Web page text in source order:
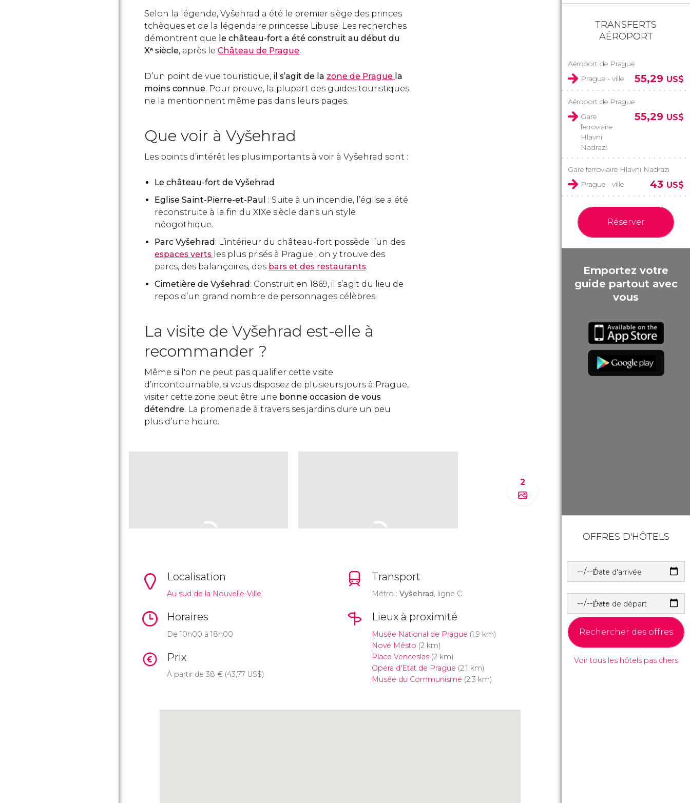
Selon la légende, Vyšehrad a été le premier siège des princes
tchèques et de la légendaire princesse Libuse. Les recherches
démontrent que le château-fort a été construit au début du
Xᵉ siècle, après le Château de Prague.
D’un point de vue touristique, il s’agit de la zone de Prague la
moins connue. Pour preuve, la plupart des guides touristiques
ne la mentionnent même pas dans leurs pages.
Que voir à Vyšehrad
Les points d’intérêt les plus importants à voir à Vyšehrad sont :
Le château-fort de Vyšehrad
Eglise Saint-Pierre-et-Paul : Suite à un incendie, l’église a été
reconstruite à la fin du XIXe siècle dans un style
néogothique.
Parc Vyšehrad: L’intérieur du château-fort possède l’un des
espaces verts les plus prisés à Prague ; on y trouve des
parcs, des balançoires, des bars et des restaurants.
Cimetière de Vyšehrad: Construit en 1869, il s’agit du lieu de
repos d’un grand nombre de personnages célèbres.
La visite de Vyšehrad est-elle à
recommander ?
Même si l'on ne peut pas qualifier cette visite
d’incontournable, si vous disposez de plusieurs jours à Prague,
visiter cette zone peut être une bonne occasion de vous
détendre. La promenade à travers ses jardins dure un peu
plus d’une heure.
2
Localisation
Au sud de la Nouvelle-Ville.
Horaires
De 10h00 à 18h00
Prix
À partir de 38 € (43,77 US$)
Transport
Métro : Vyšehrad, ligne C.
Lieux à proximité
Musée National de Prague (1.9 km)
Nové Město (2 km)
Place Venceslas(2 km)
Opéra d'Etat de Prague (2.1 km)
Musée du Communisme (2.3 km)
TRANSFERTS
AÉROPORT
Aéroport de Prague
Prague - ville
55,29 US$
Aéroport de Prague
Gare
ferroviaire
Hlavni
Nadrazi
55,29 US$
Gare ferroviaire Hlavni Nadrazi
Prague - ville
43 US$
Réserver
Emportez votre
guide partout avec
vous
OFFRES D'HÔTELS
Date d'arrivée
Date de départ
Rechercher des offres
Voir tous les hôtels pas chers